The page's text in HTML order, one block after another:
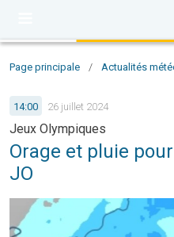
Page principale / Actualités
14:00 26 juillet 2024
Jeux Olympiques
Orage et pluie
JO